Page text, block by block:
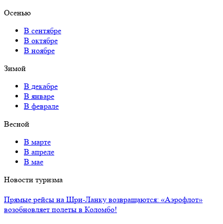
Осенью
В сентябре
В октябре
В ноябре
Зимой
В декабре
В январе
В феврале
Весной
В марте
В апреле
В мае
Новости туризма
Прямые рейсы на Шри-Ланку возвращаются: «Аэрофлот»
возобновляет полеты в Коломбо!